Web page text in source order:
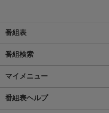
番組表
番組検索
マイメニュー
番組表ヘルプ